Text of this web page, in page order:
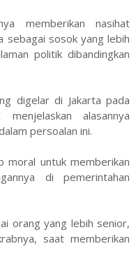
memberikan nasihat
sosok yang lebih
politik dibandingkan
digelar di Jakarta pada
alasannya
persoalan ini.
moral untuk memberikan
di pemerintahan
orang yang lebih senior,
saat memberikan